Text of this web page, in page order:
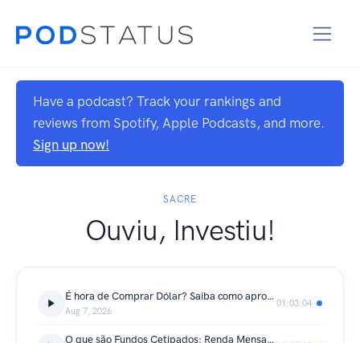
Have a podcast? Track your rankings and
reviews from Spotify, Apple Podcasts, and more.
Sign up now!
SACRE
Ouviu, Investiu!
É hora de Comprar Dólar? Saiba como aproveitar a queda da moeda americana | #OuviuInvestiu E133
Aug 7, 2026
01:03:04
O que são Fundos Cetipados: Renda Mensal sem a volatilidade da Bolsa | #OuviuInvestiu E132